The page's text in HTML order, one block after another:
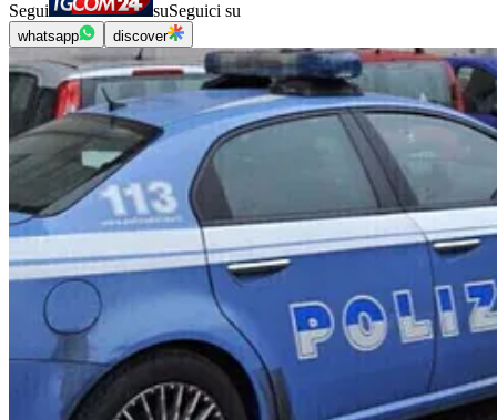
Segui suSeguici su
whatsapp discover